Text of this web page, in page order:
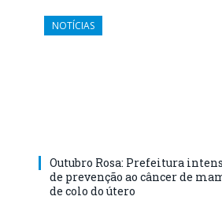
NOTÍCIAS
Outubro Rosa: Prefeitura
de prevenção ao câncer de
de colo do útero